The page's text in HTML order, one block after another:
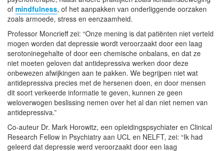
of mindfulness, of het aanpakken van onderliggende oorzaken
zoals armoede, stress en eenzaamheid.
Professor Moncrieff zei: “Onze mening is dat patiënten niet verteld
mogen worden dat depressie wordt veroorzaakt door een laag
serotoninegehalte of door een chemische onbalans, en dat ze
niet moeten geloven dat antidepressiva werken door deze
onbewezen afwijkingen aan te pakken. We begrijpen niet wat
antidepressiva precies met de hersenen doen, en door mensen
dit soort verkeerde informatie te geven, kunnen ze geen
weloverwogen beslissing nemen over het al dan niet nemen van
antidepressiva.”
Co-auteur Dr. Mark Horowitz, een opleidingspsychiater en Clinical
Research Fellow in Psychiatry aan UCL en NELFT, zei: “Ik had
geleerd dat depressie werd veroorzaakt door een laag